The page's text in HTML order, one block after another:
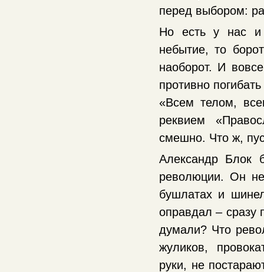
перед выбором:
Но есть у нас и
небытие, то
наоборот. И
противно
«Всем телом,
реквием
смешно. Что ж,
Александр Блок
революции. Он
бушлатах и
оправдал – сразу
думали? Что
жуликов,
руки, не